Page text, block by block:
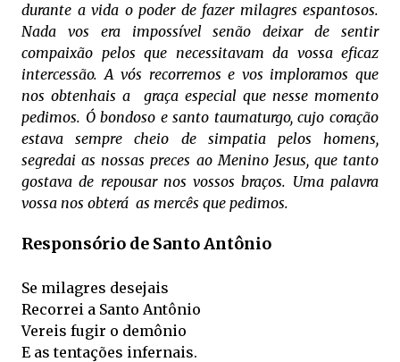
durante a vida o poder de fazer milagres espantosos.
Nada vos era impossível senão deixar de sentir
compaixão pelos que necessitavam da vossa eficaz
intercessão. A vós recorremos e vos imploramos que
nos obtenhais a graça especial que nesse momento
pedimos. Ó bondoso e santo taumaturgo, cujo coração
estava sempre cheio de simpatia pelos homens,
segredai as nossas preces ao Menino Jesus, que tanto
gostava de repousar nos vossos braços. Uma palavra
vossa nos obterá as mercês que pedimos.
Responsório de Santo Antônio
Se milagres desejais
Recorrei a Santo Antônio
Vereis fugir o demônio
E as tentações infernais.